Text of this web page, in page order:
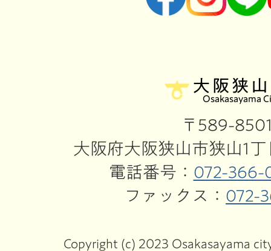
大阪狭
Osakasayama
〒589-
大阪府大阪狭山市狭山1
電話番号： 072-366-
ファックス： 072-
Copyright (c) 2023 Osakasayama